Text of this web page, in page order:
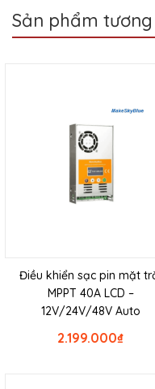
Sản phẩm
Điều khiển sạc pin mặt
MPPT 40A LCD –
12V/24V/48V Auto
₫
2.199.000